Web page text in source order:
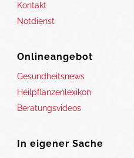
Kontakt
Notdienst
Onlineangebot
Gesundheitsnews
Heilpflanzenlexikon
Beratungsvideos
In eigener Sache